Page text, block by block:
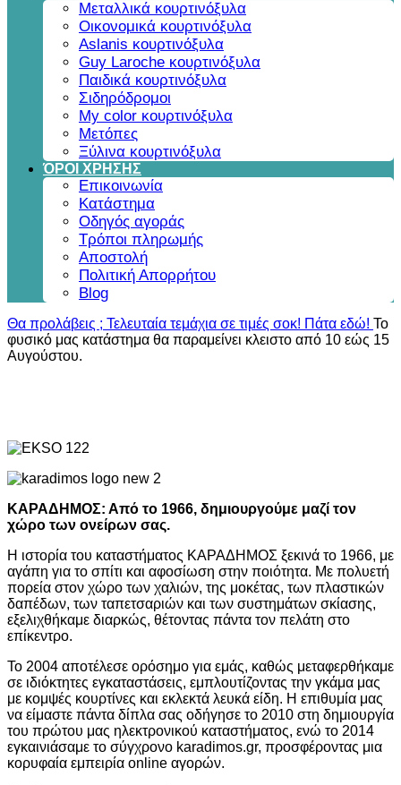
Μεταλλικά κουρτινόξυλα
Οικονομικά κουρτινόξυλα
Aslanis κουρτινόξυλα
Guy Laroche κουρτινόξυλα
Παιδικά κουρτινόξυλα
Σιδηρόδρομοι
My color κουρτινόξυλα
Μετόπες
Ξύλινα κουρτινόξυλα
ΌΡΟΙ ΧΡΗΣΗΣ
Επικοινωνία
Κατάστημα
Οδηγός αγοράς
Τρόποι πληρωμής
Αποστολή
Πολιτική Απορρήτου
Blog
Θα προλάβεις ; Τελευταία τεμάχια σε τιμές σοκ! Πάτα εδώ! Το
φυσικό μας κατάστημα θα παραμείνει κλειστο από 10 εώς 15
Αυγούστου.
ΚΑΡΑΔΗΜΟΣ: Από το 1966, δημιουργούμε μαζί τον
χώρο των ονείρων σας.
Η ιστορία του καταστήματος ΚΑΡΑΔΗΜΟΣ ξεκινά το 1966, με
αγάπη για το σπίτι και αφοσίωση στην ποιότητα. Με πολυετή
πορεία στον χώρο των χαλιών, της μοκέτας, των πλαστικών
δαπέδων, των ταπετσαριών και των συστημάτων σκίασης,
εξελιχθήκαμε διαρκώς, θέτοντας πάντα τον πελάτη στο
επίκεντρο.
Το 2004 αποτέλεσε ορόσημο για εμάς, καθώς μεταφερθήκαμε
σε ιδιόκτητες εγκαταστάσεις, εμπλουτίζοντας την γκάμα μας
με κομψές κουρτίνες και εκλεκτά λευκά είδη. Η επιθυμία μας
να είμαστε πάντα δίπλα σας οδήγησε το 2010 στη δημιουργία
του πρώτου μας ηλεκτρονικού καταστήματος, ενώ το 2014
εγκαινιάσαμε το σύγχρονο karadimos.gr, προσφέροντας μια
κορυφαία εμπειρία online αγορών.